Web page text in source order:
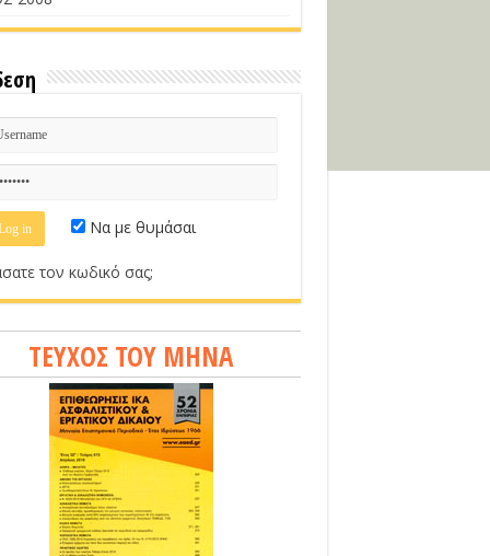
Να με θυμάσαι
τον κωδικό σας;
ΤΕΥΧΟΣ ΤΟΥ ΜΗΝΑ